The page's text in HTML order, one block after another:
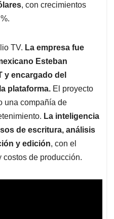
, con crecimientos
TV. La empresa fue
Esteban
y encargado del
plataforma. El proyecto
una compañía de
La inteligencia
de escritura, análisis
y edición, con el
costos de producción.